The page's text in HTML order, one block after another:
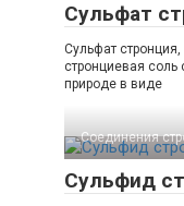
Сульфат
Сульфат
стронциевая соль
природе в виде
Соединения
Сульфид